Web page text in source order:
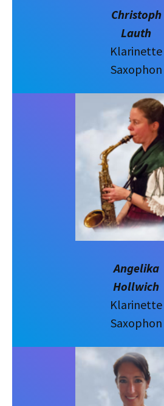
Christoph
Lauth
Klarinette
Saxophon
Angelika
Hollwich
Klarinette
Saxophon